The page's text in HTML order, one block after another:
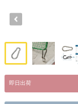
即日出荷